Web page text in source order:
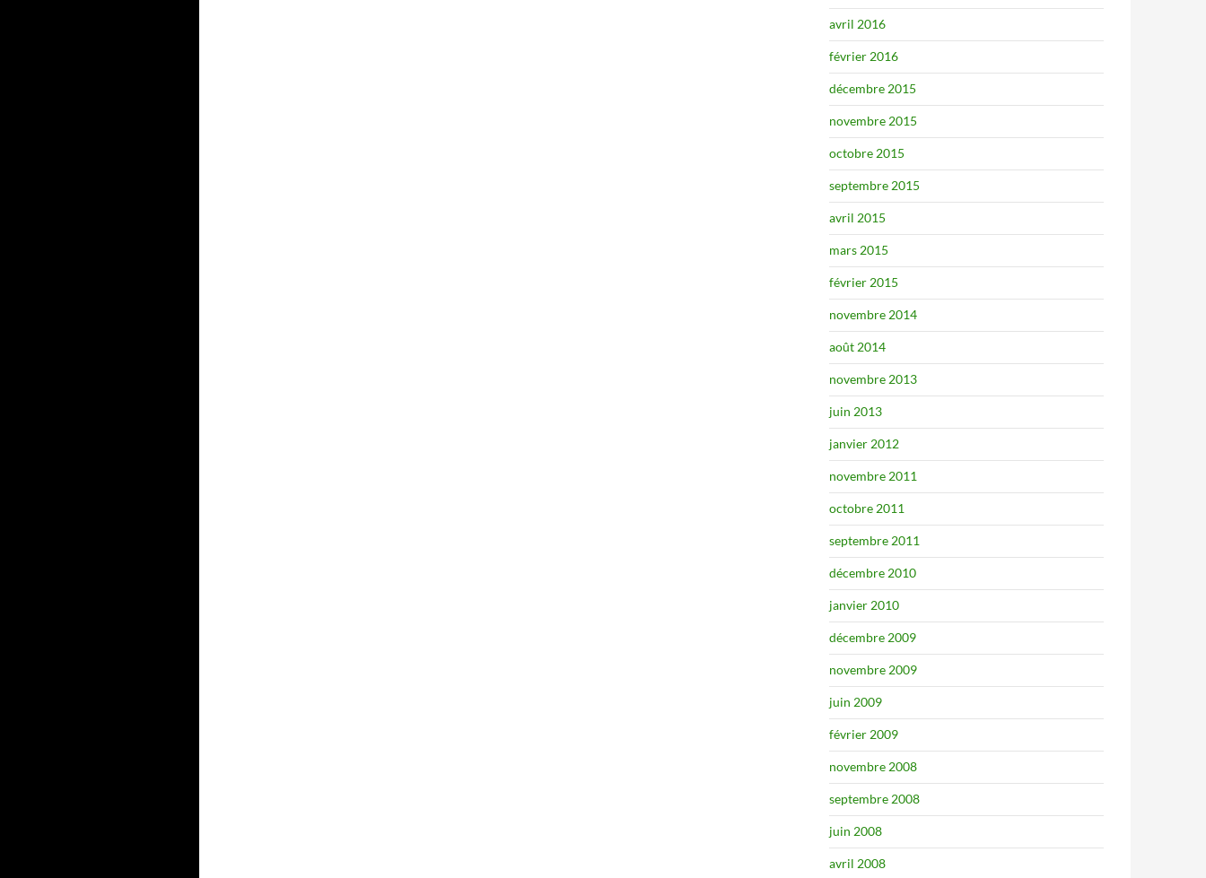
avril 2016
février 2016
décembre 2015
novembre 2015
octobre 2015
septembre 2015
avril 2015
mars 2015
février 2015
novembre 2014
août 2014
novembre 2013
juin 2013
janvier 2012
novembre 2011
octobre 2011
septembre 2011
décembre 2010
janvier 2010
décembre 2009
novembre 2009
juin 2009
février 2009
novembre 2008
septembre 2008
juin 2008
avril 2008